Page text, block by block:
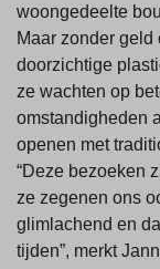
woongedeelte
Maar zonder
doorzichtige
ze wachten op
omstandigheden
openen met
“Deze bezoeken
ze zegenen ons
glimlachend en
tijden”, merkt